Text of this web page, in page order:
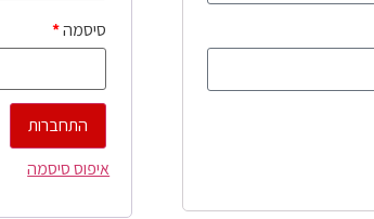
סיסמה*
התחברות
איפוס סיסמה